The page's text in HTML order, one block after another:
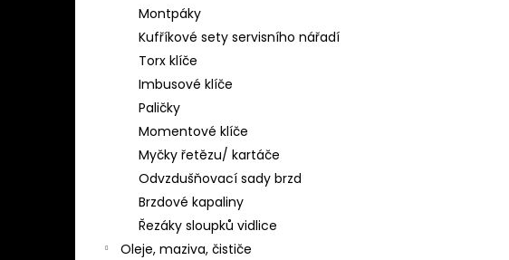
Montpáky
Kufříkové sety servisního nářadí
Torx klíče
Imbusové klíče
Paličky
Momentové klíče
Myčky řetězu/ kartáče
Odvzdušňovací sady brzd
Brzdové kapaliny
Řezáky sloupků vidlice
Oleje, maziva, čističe